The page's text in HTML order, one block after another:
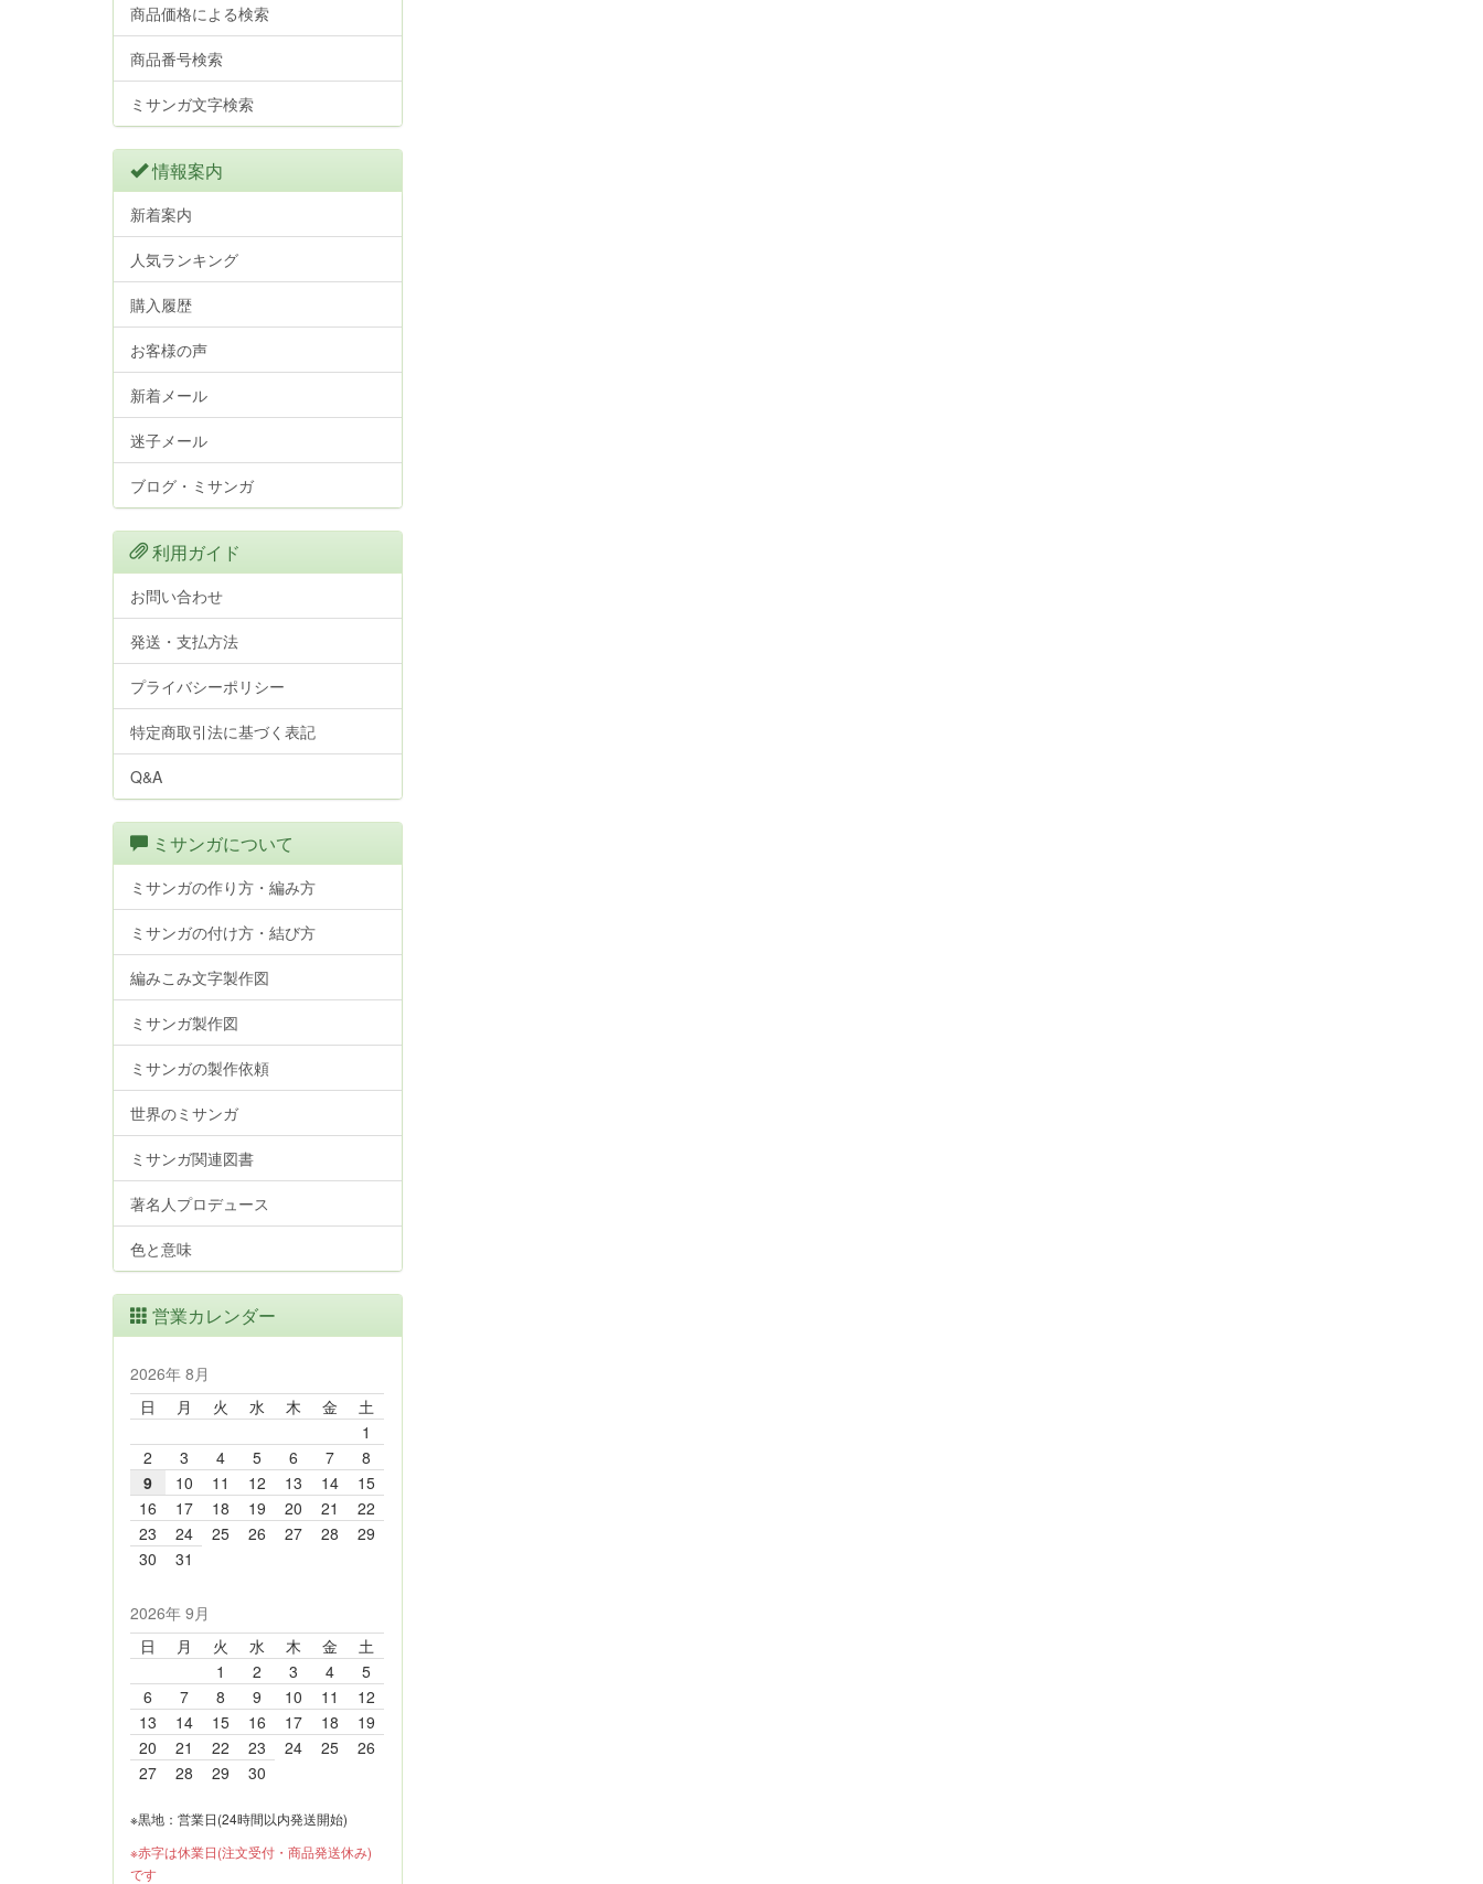
商品価格による検索
商品番号検索
ミサンガ文字検索
情報案内
新着案内
人気ランキング
購入履歴
お客様の声
新着メール
迷子メール
ブログ・ミサンガ
利用ガイド
お問い合わせ
発送・支払方法
プライバシーポリシー
特定商取引法に基づく表記
Q&A
ミサンガについて
ミサンガの作り方・編み方
ミサンガの付け方・結び方
編みこみ文字製作図
ミサンガ製作図
ミサンガの製作依頼
世界のミサンガ
ミサンガ関連図書
著名人プロデュース
色と意味
営業カレンダー
2026年 8月
日
月 火 水 木 金
土
1
2
3 4 5 6 7
8
9
10 11 12 13 14
15
16
17 18 19 20 21
22
23
24 25 26 27 28
29
30
31
2026年 9月
日
月 火 水 木 金
土
1
2 3 4
5
6
7 8 9 10 11
12
13
14 15 16 17 18
19
20
21 22 23 24 25
26
27
28 29 30
※黒地：営業日(24時間以内発送開始)
※赤字は休業日(注文受付・商品発送休み)
です